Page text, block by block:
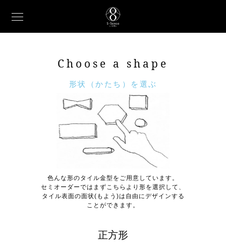
Choose a shape
形状（かたち）を選ぶ
色んな形のタイル金型をご用意しています。
セミオーダーではまずこちらより形を選択して、
タイル表面の面状(もよう)は自由にデザインする
ことができます。
正方形